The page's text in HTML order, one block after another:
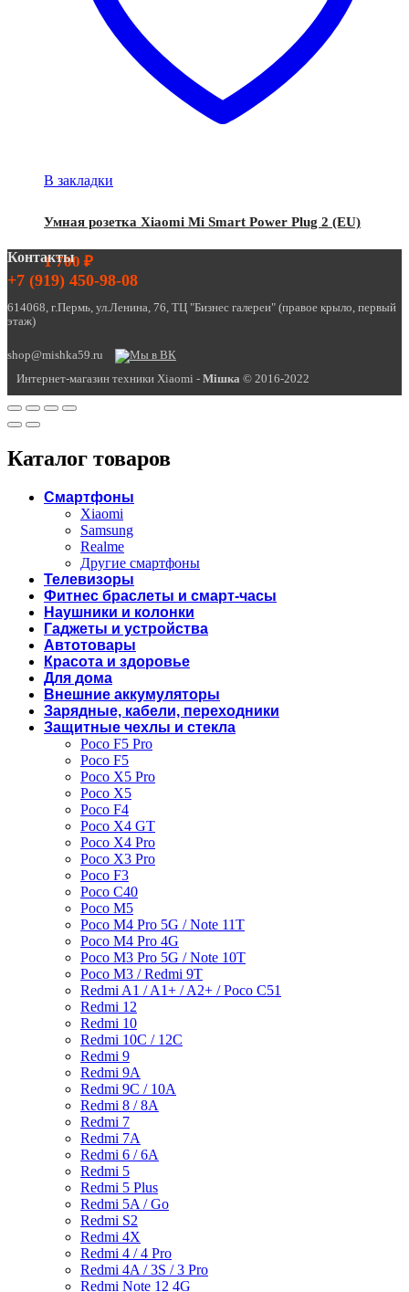
В закладки
Умная розетка Xiaomi Mi Smart Power Plug 2 (EU)
1 700 ₽
Контакты
+7 (919) 450-98-08
614068, г.Пермь, ул.Ленина, 76, ТЦ "Бизнес галереи" (правое крыло, первый
этаж)
shop@mishka59.ru
Интернет-магазин техники Xiaomi - Miшка © 2016-2022
Каталог товаров
Смартфоны
Xiaomi
Samsung
Realme
Другие смартфоны
Телевизоры
Фитнес браслеты и смарт-часы
Наушники и колонки
Гаджеты и устройства
Автотовары
Красота и здоровье
Для дома
Внешние аккумуляторы
Зарядные, кабели, переходники
Защитные чехлы и стекла
Poco F5 Pro
Poco F5
Poco X5 Pro
Poco X5
Poco F4
Poco X4 GT
Poco X4 Pro
Poco X3 Pro
Poco F3
Poco C40
Poco M5
Poco M4 Pro 5G / Note 11T
Poco M4 Pro 4G
Poco M3 Pro 5G / Note 10T
Poco M3 / Redmi 9T
Redmi A1 / A1+ / A2+ / Poco C51
Redmi 12
Redmi 10
Redmi 10C / 12C
Redmi 9
Redmi 9A
Redmi 9C / 10A
Redmi 8 / 8A
Redmi 7
Redmi 7A
Redmi 6 / 6A
Redmi 5
Redmi 5 Plus
Redmi 5A / Go
Redmi S2
Redmi 4X
Redmi 4 / 4 Pro
Redmi 4A / 3S / 3 Pro
Redmi Note 12 4G